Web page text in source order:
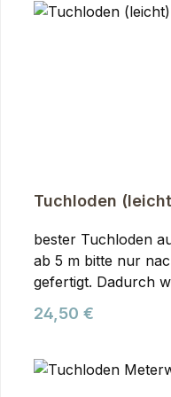
Der optimale Stoff
Tuchloden
bester Tuchloden
ab 5 m bitte nur nach vorheriger Absprache. Tuchloden (leicht)
gefertigt. Dadurch
auswirkt. Er fällt
und Rucksäcke.
Outdoorbekleidung.
Regulärer Preis:
24,50 €